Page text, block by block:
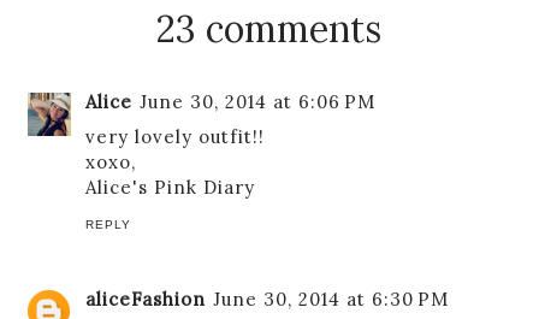
23 comments
Alice June 30, 2014 at 6:06 PM
very lovely outfit!!
xoxo,
Alice's Pink Diary
REPLY
aliceFashion June 30, 2014 at 6:30 PM